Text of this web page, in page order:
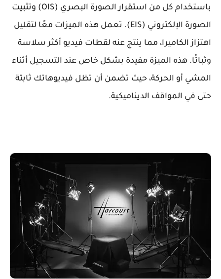
باستخدام كل من استقرار الصورة البصري (OIS) وتثبيت
الصورة الإلكتروني (EIS). تعمل هذه الميزات معًا لتقليل
اهتزاز الكاميرا، مما ينتج عنه لقطات فيديو أكثر سلاسة
وثباتًا. هذه الميزة مفيدة بشكل خاص عند التسجيل أثناء
المشي أو الحركة، حيث تضمن أن تظل فيديوهاتك ثابتة
حتى في المواقف الديناميكية.